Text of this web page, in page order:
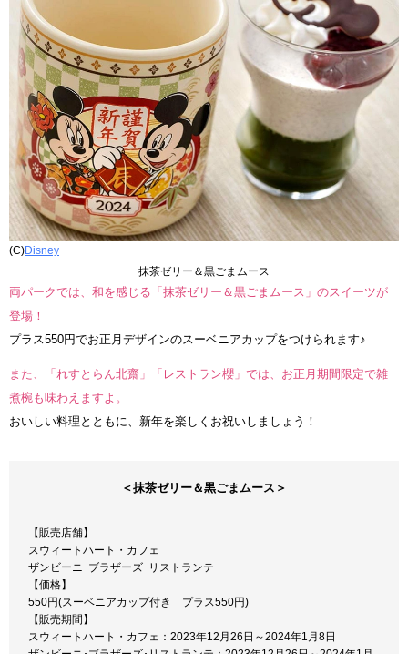
(C)Disney
抹茶ゼリー＆黒ごまムース
両パークでは、和を感じる「抹茶ゼリー＆黒ごまムース」のスイーツが
登場！
プラス550円でお正月デザインのスーベニアカップをつけられます♪
また、「れすとらん北齋」「レストラン櫻」では、お正月期間限定で雑
煮椀も味わえますよ。
おいしい料理とともに、新年を楽しくお祝いしましょう！
＜抹茶ゼリー＆黒ごまムース＞
【販売店舗】
スウィートハート・カフェ
ザンビーニ･ブラザーズ･リストランテ
【価格】
550円(スーベニアカップ付き プラス550円)
【販売期間】
スウィートハート・カフェ：2023年12月26日～2024年1月8日